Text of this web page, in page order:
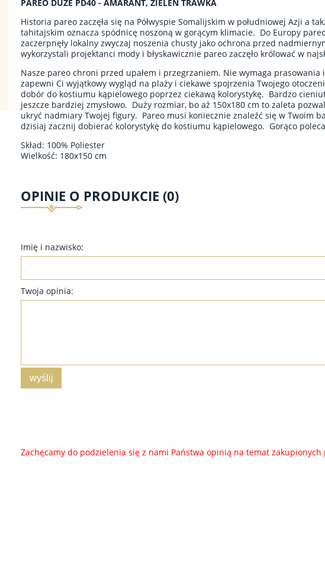
PAREO DUŻE PD40 - AMARANT, ZIELEŃ TRAWKA
Historia pareo zaczęła się na Półwyspie Somalijskim w południowej Azji a
tahitajskim oznacza spódnicę noszoną w gorącym klimacie. Do Europy
zaczerpnęły lokalny zwyczaj noszenia chusty jako ochrona przed
wykorzystali projektanci mody i błyskawicznie pareo zaczęło królować w
Nasze pareo chroni przed upałem i przegrzaniem. Nie wymaga
zapewni Ci wyjątkowy wygląd na plaży i ciekawe spojrzenia Twojego
dobór do kostiumu kąpielowego poprzez ciekawą kolorystykę. Bardzo
jeszcze bardziej zmysłowo. Duży rozmiar, bo aż 150x180 cm to zaleta
ukryć nadmiary Twojej figury. Pareo musi koniecznie znaleźć się w Twoim
dzisiaj zacznij dobierać kolorystykę do kostiumu kąpielowego. Gorąco
Skład: 100% Poliester
Wielkość: 180x150 cm
OPINIE O PRODUKCIE (0)
Imię i nazwisko:
Twoja opinia:
wyślij
Zachęcamy do podzielenia się z nami Państwa opinią na temat zakupionych